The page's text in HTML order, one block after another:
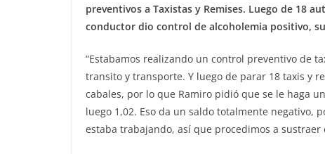
preventivos a Taxistas y Remises. Luego de 18
conductor dio control de alcoholemia positivo,
“Estabamos realizando un control preventivo de
transito y transporte. Y luego de parar 18 taxis y
cabales, por lo que Ramiro pidió que se le haga
luego 1,02. Eso da un saldo totalmente negativo,
estaba trabajando, así que procedimos a sustraer